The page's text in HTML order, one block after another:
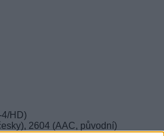
HD)
2604 (AAC, původní)